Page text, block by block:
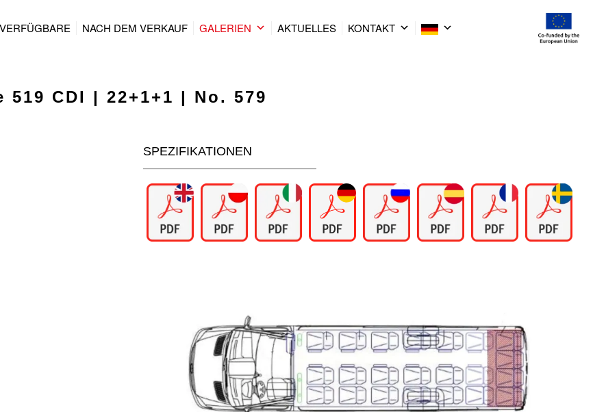
VERFÜGBARE NACH DEM VERKAUF GALERIEN AKTUELLES KONTAKT
CDI | 22+1+1 | No. 579
SPEZIFIKATIONEN